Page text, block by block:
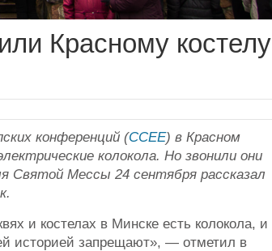
Красному костелу
конференций (CCEE) в Красном
колокола. Но звонили они
Святой Мессы 24 сентября рассказал
и костелах в Минске есть колокола, и
историей запрещают», — отметил в